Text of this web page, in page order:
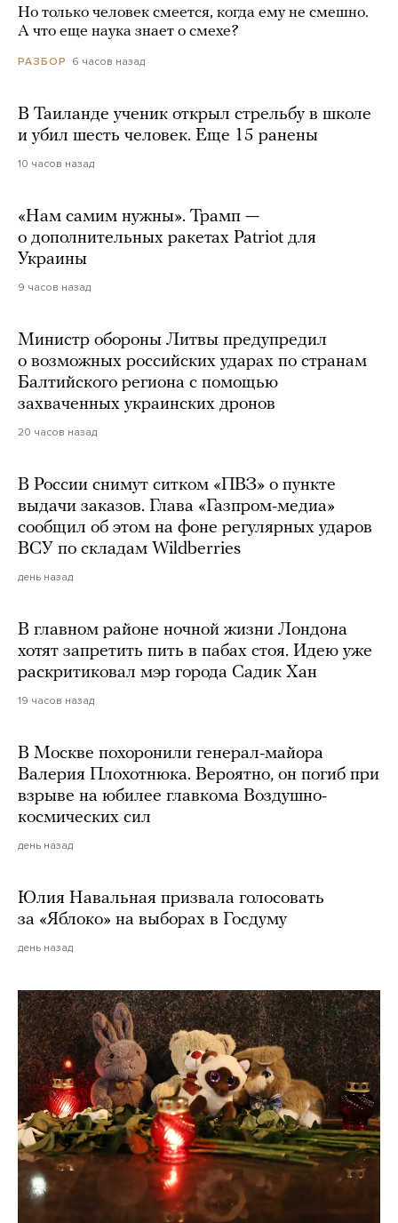
Но только человек смеется, когда ему не смешно.
А что еще наука знает о смехе?
РАЗБОР 6 часов назад
В Таиланде ученик открыл стрельбу в школе
и убил шесть человек. Еще 15 ранены
10 часов назад
«Нам самим нужны». Трамп —
о дополнительных ракетах Patriot для
Украины
9 часов назад
Министр обороны Литвы предупредил
о возможных российских ударах по странам
Балтийского региона с помощью
захваченных украинских дронов
20 часов назад
В России снимут ситком «ПВЗ» о пункте
выдачи заказов. Глава «Газпром-медиа»
сообщил об этом на фоне регулярных ударов
ВСУ по складам Wildberries
день назад
В главном районе ночной жизни Лондона
хотят запретить пить в пабах стоя. Идею уже
раскритиковал мэр города Садик Хан
19 часов назад
В Москве похоронили генерал-майора
Валерия Плохотнюка. Вероятно, он погиб при
взрыве на юбилее главкома Воздушно-
космических сил
день назад
Юлия Навальная призвала голосовать
за «Яблоко» на выборах в Госдуму
день назад